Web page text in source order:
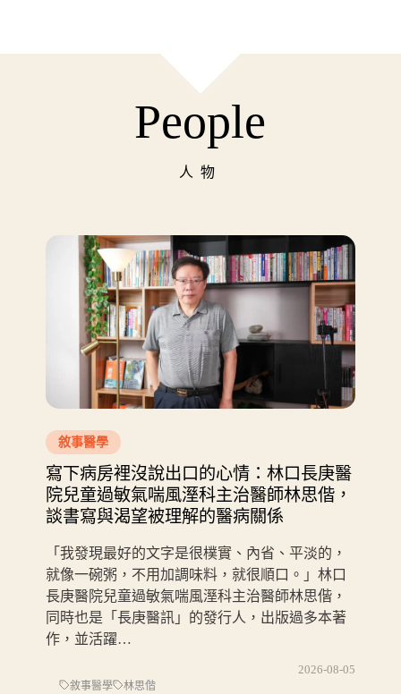
People
人物
敘事醫學
寫下病房裡沒說出口的心情：林口長庚醫
院兒童過敏氣喘風溼科主治醫師林思偕，
談書寫與渴望被理解的醫病關係
「我發現最好的文字是很樸實、內省、平淡的，
就像一碗粥，不用加調味料，就很順口。」林口
長庚醫院兒童過敏氣喘風溼科主治醫師林思偕，
同時也是「長庚醫訊」的發行人，出版過多本著
作，並活躍…
2026-08-05
敘事醫學 林思偕